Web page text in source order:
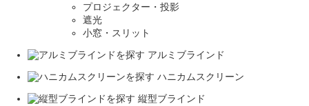
プロジェクター・投影
遮光
小窓・スリット
アルミブラインド
ハニカムスクリーン
縦型ブラインド